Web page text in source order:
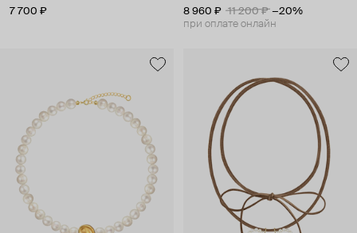
pearl glaze
7 700 ₽ 8 960 ₽ 11 200 ₽ −20%
при оплате онлайн